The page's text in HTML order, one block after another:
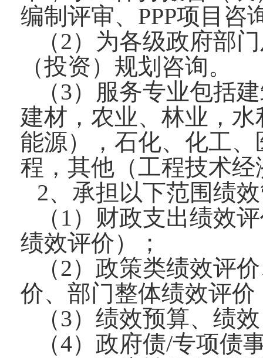
编制评审、PPP项目咨
（2）为各级政府部
（投资）规划咨询。
（3）服务专业包括
建材，农业、林业，
能源），石化、化工
程，其他（工程技术经
2、承担以下范围绩
（1）财政支出绩效
绩效评价）；
（2）政策类绩效评
价、部门整体绩效评价
（3）绩效预算、绩
（4）政府债/专项债